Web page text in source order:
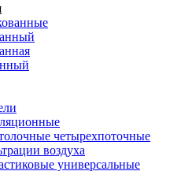
четырехпоточные
воздуха
универсальные